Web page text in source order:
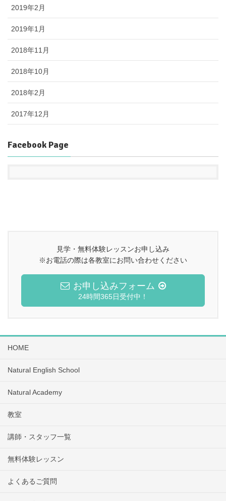
2019年2月
2019年1月
2018年11月
2018年10月
2018年2月
2017年12月
Facebook Page
見学・無料体験レッスンお申し込み
※お電話の際は各教室にお問い合わせください
お申し込みフォーム
24時間365日受付中！
HOME
Natural English School
Natural Academy
教室
講師・スタッフ一覧
無料体験レッスン
よくあるご質問